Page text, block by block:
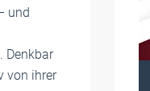
und
. Denkbar
von ihrer